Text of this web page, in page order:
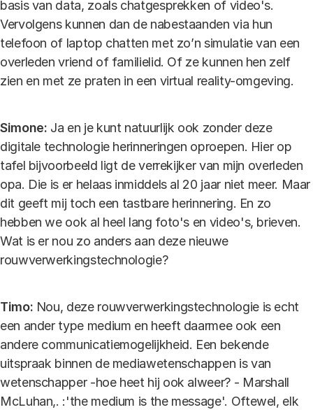
basis van data, zoals chatgesprekken of video's.
Vervolgens kunnen dan de nabestaanden via hun
telefoon of laptop chatten met zo’n simulatie van een
overleden vriend of familielid. Of ze kunnen hen zelf
zien en met ze praten in een virtual reality-omgeving.
Simone: Ja en je kunt natuurlijk ook zonder deze
digitale technologie herinneringen oproepen. Hier op
tafel bijvoorbeeld ligt de verrekijker van mijn overleden
opa. Die is er helaas inmiddels al 20 jaar niet meer. Maar
dit geeft mij toch een tastbare herinnering. En zo
hebben we ook al heel lang foto's en video's, brieven.
Wat is er nou zo anders aan deze nieuwe
rouwverwerkingstechnologie?
Timo: Nou, deze rouwverwerkingstechnologie is echt
een ander type medium en heeft daarmee ook een
andere communicatiemogelijkheid. Een bekende
uitspraak binnen de mediawetenschappen is van
wetenschapper -hoe heet hij ook alweer? - Marshall
McLuhan,. :'the medium is the message'. Oftewel, elk